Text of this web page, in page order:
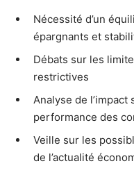
Nécessité d’un
épargnants et
Débats sur les
restrictives
Analyse de
performance des
Veille sur les
de l’actualité